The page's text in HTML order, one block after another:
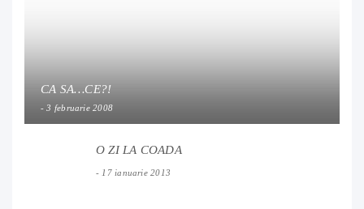
CA SA…CE?!
3 februarie 2008
O ZI LA COADA
17 ianuarie 2013